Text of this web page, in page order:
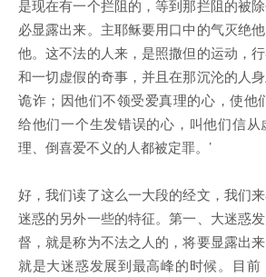
是现在有一个拦阻的，等到那拦阻的被
必显露出来。主耶稣要用口中的气灭绝
他。这不法的人来，是照撒但的运动，
和一切虚假的奇事，并且在那沉沦的人
诡诈；因他们不领受爱真理的心，使他
给他们一个生发错误的心，叫他们信
理、倒喜爱不义的人都被定罪。’
好，我们读了这么一大段的经文，我们
迷惑的另外一些的特征。第一、大迷惑
督，就是称为不法之人的，将要显露出
就是大迷惑发展到最高峰的时候。目前